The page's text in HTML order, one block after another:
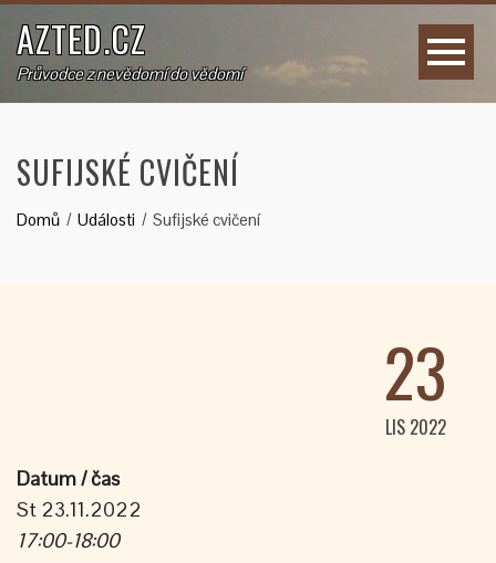
AZTED.CZ
Průvodce z nevědomí do vědomí
SUFIJSKÉ CVIČENÍ
Domů Události Sufijské cvičení
23
LIS 2022
Datum / čas
St 23.11.2022
17:00-18:00